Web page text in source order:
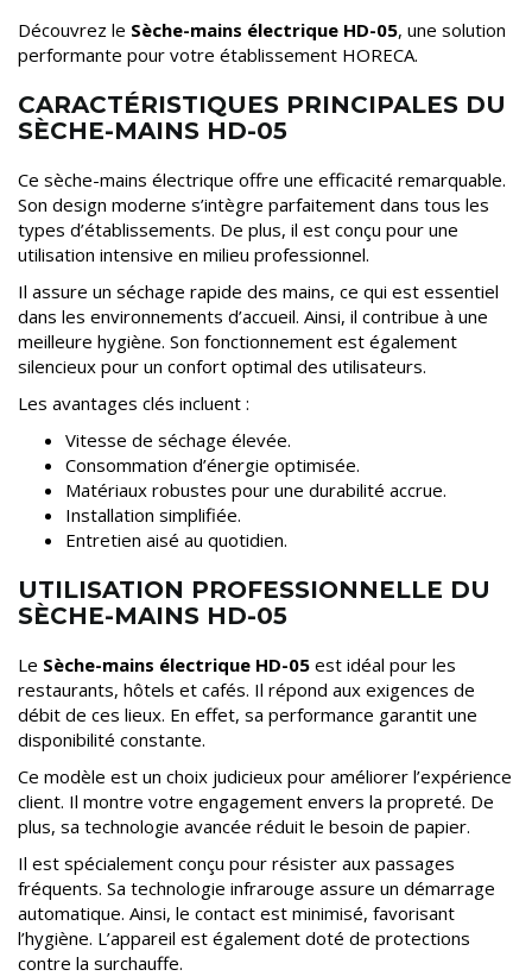
Découvrez le Sèche-mains électrique HD-05, une solution
performante pour votre établissement HORECA.
CARACTÉRISTIQUES PRINCIPALES DU
SÈCHE-MAINS HD-05
Ce sèche-mains électrique offre une efficacité remarquable.
Son design moderne s’intègre parfaitement dans tous les
types d’établissements. De plus, il est conçu pour une
utilisation intensive en milieu professionnel.
Il assure un séchage rapide des mains, ce qui est essentiel
dans les environnements d’accueil. Ainsi, il contribue à une
meilleure hygiène. Son fonctionnement est également
silencieux pour un confort optimal des utilisateurs.
Les avantages clés incluent :
Vitesse de séchage élevée.
Consommation d’énergie optimisée.
Matériaux robustes pour une durabilité accrue.
Installation simplifiée.
Entretien aisé au quotidien.
UTILISATION PROFESSIONNELLE DU
SÈCHE-MAINS HD-05
Le Sèche-mains électrique HD-05 est idéal pour les
restaurants, hôtels et cafés. Il répond aux exigences de
débit de ces lieux. En effet, sa performance garantit une
disponibilité constante.
Ce modèle est un choix judicieux pour améliorer l’expérience
client. Il montre votre engagement envers la propreté. De
plus, sa technologie avancée réduit le besoin de papier.
Il est spécialement conçu pour résister aux passages
fréquents. Sa technologie infrarouge assure un démarrage
automatique. Ainsi, le contact est minimisé, favorisant
l’hygiène. L’appareil est également doté de protections
contre la surchauffe.